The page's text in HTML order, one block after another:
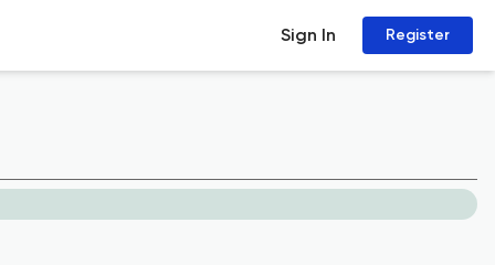
Sign In Register